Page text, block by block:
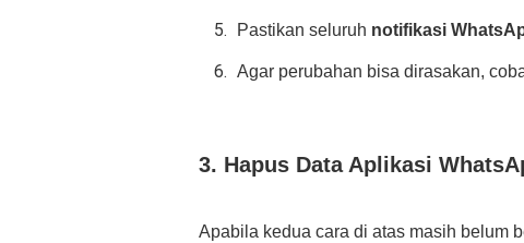
Pastikan seluruh notifikasi
Agar perubahan bisa dirasakan,
3. Hapus Data Aplikasi
Apabila kedua cara di atas masih belum